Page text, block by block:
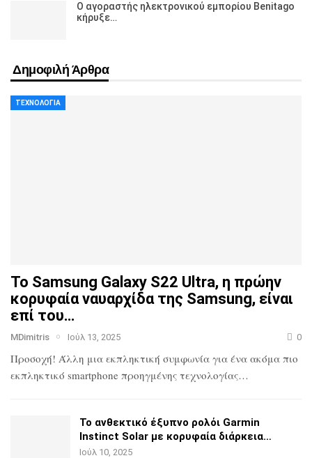
Ο αγοραστής ηλεκτρονικού εμπορίου Benitago
κήρυξε…
Δημοφιλή Άρθρα
ΤΕΧΝΟΛΟΓΊΑ
Το Samsung Galaxy S22 Ultra, η πρώην
κορυφαία ναυαρχίδατης Samsung, είναι
επί του…
MDimitris Ιούλ 13, 2025 0
Προσοχή! Άλλη μια εκπληκτική συμφωνία για ένα ακόμα πιο
εκπληκτικό smartphone προηγμένης τεχνολογίας…
Το ανθεκτικό έξυπνο ρολόι Garmin
Instinct Solar με κορυφαία διάρκεια…
Ιούλ 10, 2025